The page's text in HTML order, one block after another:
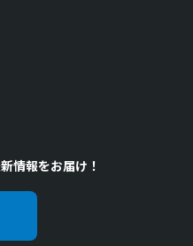
情報をお届け！